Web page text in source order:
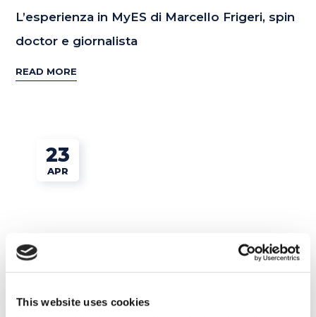
This website uses cookies
L’esperienza in MyES di Marcello Frigeri, spin
doctor e giornalista
READ MORE
23
APR